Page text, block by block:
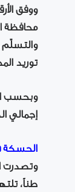
والتسلّم
توريد
إجمالي الكميات، مقابل
الحسكة
طناً، تلتها الرقة بـ219 ألفاً و937 طناً، ثم حلب